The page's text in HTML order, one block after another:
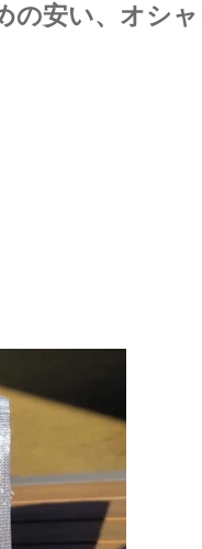
の安い、オシ